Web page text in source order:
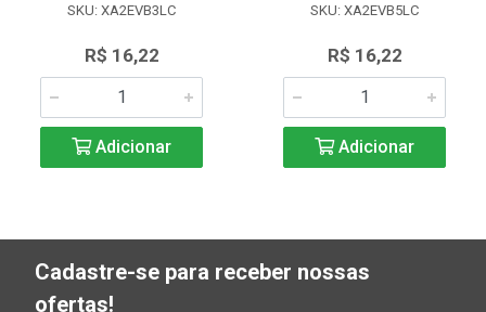
SKU: XA2EVB3LC
R$ 16,22
Adicionar
SKU: XA2EVB5LC
R$ 16,22
Adicionar
Cadastre-se para receber nossas
ofertas!